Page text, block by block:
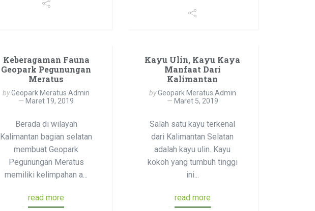
Keberagaman Fauna
Geopark Pegunungan
Meratus
byGeopark Meratus Admin
Maret 19, 2019
Berada di wilayah
Kalimantan bagian selatan
membuat Geopark
Pegunungan Meratus
memiliki kelimpahan a...
read more
Kayu Ulin, Kayu Kaya
Manfaat Dari
Kalimantan
byGeopark Meratus Admin
Maret 5, 2019
Salah satu kayu terkenal
dari Kalimantan Selatan
adalah kayu ulin. Kayu
kokoh yang tumbuh tinggi
ini...
read more